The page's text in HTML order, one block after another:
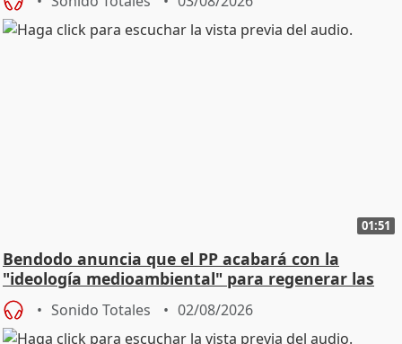
01:51
Bendodo anuncia que el PP acabará con la
"ideología medioambiental" para regenerar las
playas
Sonido Totales 02/08/2026